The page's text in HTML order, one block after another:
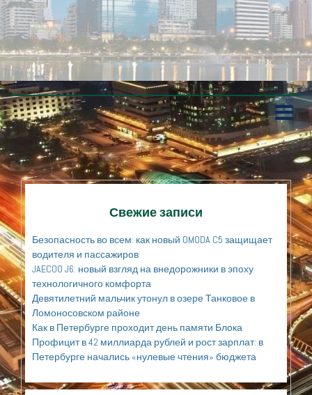
П
е
р
е
й
т
и
с
д
р
а
и
ю
Свежие записи
Безопасность во всем: как новый OMODA C5 защищает
водителя и пассажиров
JAECOO J6: новый взгляд на внедорожники в эпоху
технологичного комфорта
Девятилетний мальчик утонул в озере Танковое в
Ломоносовском районе
Как в Петербурге проходит день памяти Блока
Профицит в 42 миллиарда рублей и рост зарплат: в
Петербурге начались «нулевые чтения» бюджета